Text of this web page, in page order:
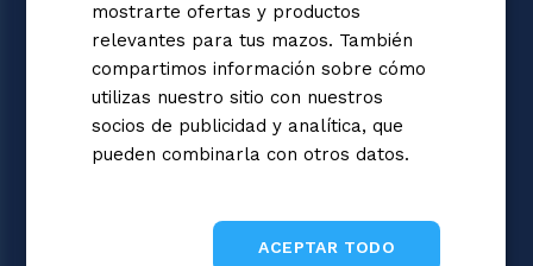
One Piece
Dragon Ball Super
Cardfight!! Vanguard
Disney Lorcana
Star Wars Unlimited
Union Arena
mostrarte ofertas y productos
relevantes para tus mazos. También
compartimos información sobre cómo
utilizas nuestro sitio con nuestros
socios de publicidad y analítica, que
pueden combinarla con otros datos.
ACEPTAR TODO